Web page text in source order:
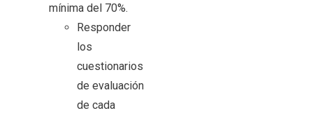
mínima del 70%.
Responder
los
cuestionarios
de evaluación
de cada